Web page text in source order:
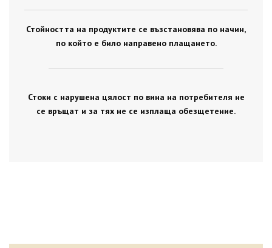
Стойността на продуктите се възстановява по начин,
по който е било направено плащането.
Стоки с нарушена цялост по вина на потребителя не
се връщат и за тях не се изплаща обезщетение.